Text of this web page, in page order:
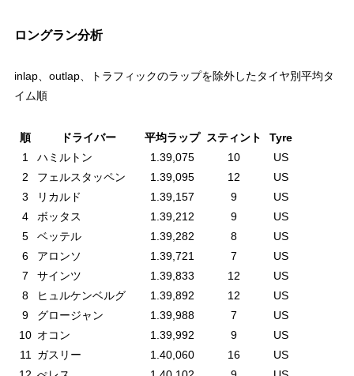
ロングラン分析
inlap、outlap、トラフィックのラップを除外したタイヤ別平均タ
イム順
順 ドライバー 平均ラップ スティント
Tyre
1
ハミルトン 1.39,075 10
US
2
フェルスタッペン 1.39,095 12
US
3
リカルド 1.39,157 9
US
4
ボッタス 1.39,212 9
US
5
ベッテル 1.39,282 8
US
6
アロンソ 1.39,721 7
US
7
サインツ 1.39,833 12
US
8
ヒュルケンベルグ 1.39,892 12
US
9
グロージャン 1.39,988 7
US
10 オコン 1.39,992 9
US
11
ガスリー 1.40,060 16
US